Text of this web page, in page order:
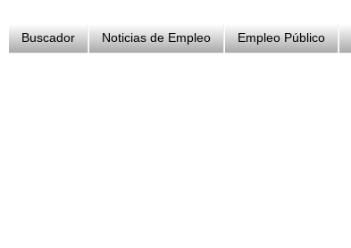
Buscador Noticias de Empleo Empleo Público